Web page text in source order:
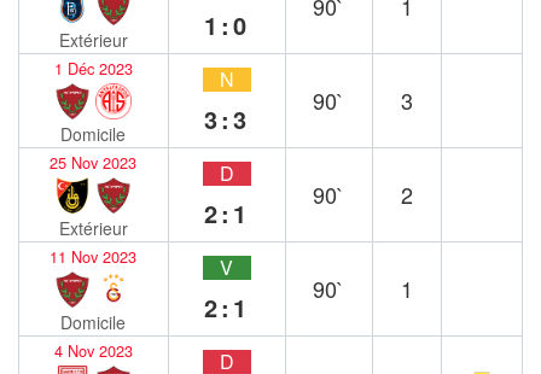
Extérieur 1:0
90` 1
1 Déc 2023
Domicile
N
3:3
90` 3
25 Nov 2023
Extérieur
D
2:1
90` 2
11 Nov 2023
Domicile
V
2:1
90` 1
4 Nov 2023 D